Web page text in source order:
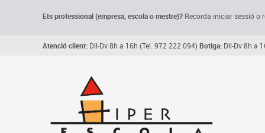
Ets professional (empresa, escolao mestre)? Recorda iniciar sessió o
Atenció client: Dll-Dv 8h a 16h (Tel. 972 222 094)Botiga: Dll-Dv 8h a